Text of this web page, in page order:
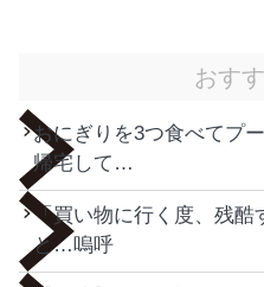
おす
おにぎりを3つ食べてプ
帰宅して…
「買い物に行く度、残酷
と…嗚呼